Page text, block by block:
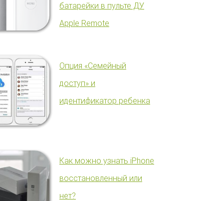
батарейки в пульте ДУ
Apple Remote
Опция «Семейный
доступ» и
идентификатор ребенка
Как можно узнать iPhone
восстановленный или
нет?